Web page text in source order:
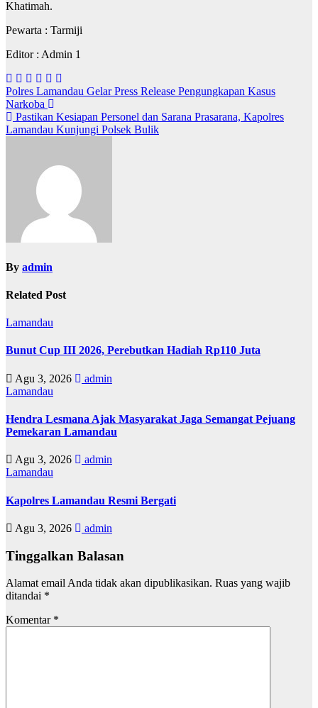
Khatimah.
Pewarta : Tarmiji
Editor : Admin 1
Navigasi
pos
Polres Lamandau Gelar Press Release Pengungkapan Kasus
Narkoba
Pastikan Kesiapan Personel dan Sarana Prasarana, Kapolres
Lamandau Kunjungi Polsek Bulik
By admin
Related Post
Lamandau
Bunut Cup III 2026, Perebutkan Hadiah Rp110 Juta
Agu 3, 2026
admin
Lamandau
Hendra Lesmana Ajak Masyarakat Jaga Semangat Pejuang
Pemekaran Lamandau
Agu 3, 2026
admin
Lamandau
Kapolres Lamandau Resmi Bergati
Agu 3, 2026 admin
Tinggalkan Balasan
Alamat email Anda tidak akan dipublikasikan. Ruas yang wajib
ditandai *
Komentar *